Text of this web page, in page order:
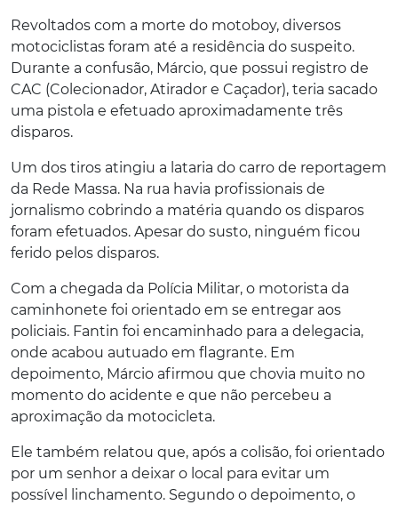
Revoltados com a morte do motoboy, diversos
motociclistas foram até a residência do suspeito.
Durante a confusão, Márcio, que possui registro de
CAC (Colecionador, Atirador e Caçador), teria sacado
uma pistola e efetuado aproximadamente três
disparos.
Um dos tiros atingiu a lataria do carro de reportagem
da Rede Massa. Na rua havia profissionais de
jornalismo cobrindo a matéria quando os disparos
foram efetuados. Apesar do susto, ninguém ficou
ferido pelos disparos.
Com a chegada da Polícia Militar, o motorista da
caminhonete foi orientado em se entregar aos
policiais. Fantin foi encaminhado para a delegacia,
onde acabou autuado em flagrante. Em
depoimento, Márcio afirmou que chovia muito no
momento do acidente e que não percebeu a
aproximação da motocicleta.
Ele também relatou que, após a colisão, foi orientado
por um senhor a deixar o local para evitar um
possível linchamento. Segundo o depoimento, o